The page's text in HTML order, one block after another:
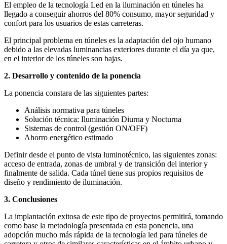
El empleo de la tecnología Led en la iluminación en túneles ha
llegado a conseguir ahorros del 80% consumo, mayor seguridad y
confort para los usuarios de estas carreteras.
El principal problema en túneles es la adaptación del ojo humano
debido a las elevadas luminancias exteriores durante el día ya que,
en el interior de los túneles son bajas.
2. Desarrollo y contenido de la ponencia
La ponencia constara de las siguientes partes:
Análisis normativa para túneles
Solución técnica: Iluminación Diurna y Nocturna
Sistemas de control (gestión ON/OFF)
Ahorro energético estimado
Definir desde el punto de vista luminotécnico, las siguientes zonas:
acceso de entrada, zonas de umbral y de transición del interior y
finalmente de salida. Cada túnel tiene sus propios requisitos de
diseño y rendimiento de iluminación.
3. Conclusiones
La implantación exitosa de este tipo de proyectos permitirá, tomando
como base la metodología presentada en esta ponencia, una
adopción mucho más rápida de la tecnología led para túneles de